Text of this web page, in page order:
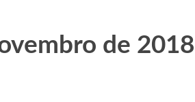
de 2018